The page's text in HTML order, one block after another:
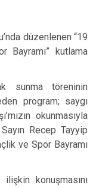
düzenlenen “19
Bayramı” kutlama
sunma töreninin
program; saygı
okunmasıyla
Recep Tayyip
ve Spor Bayramı
konuşmasını